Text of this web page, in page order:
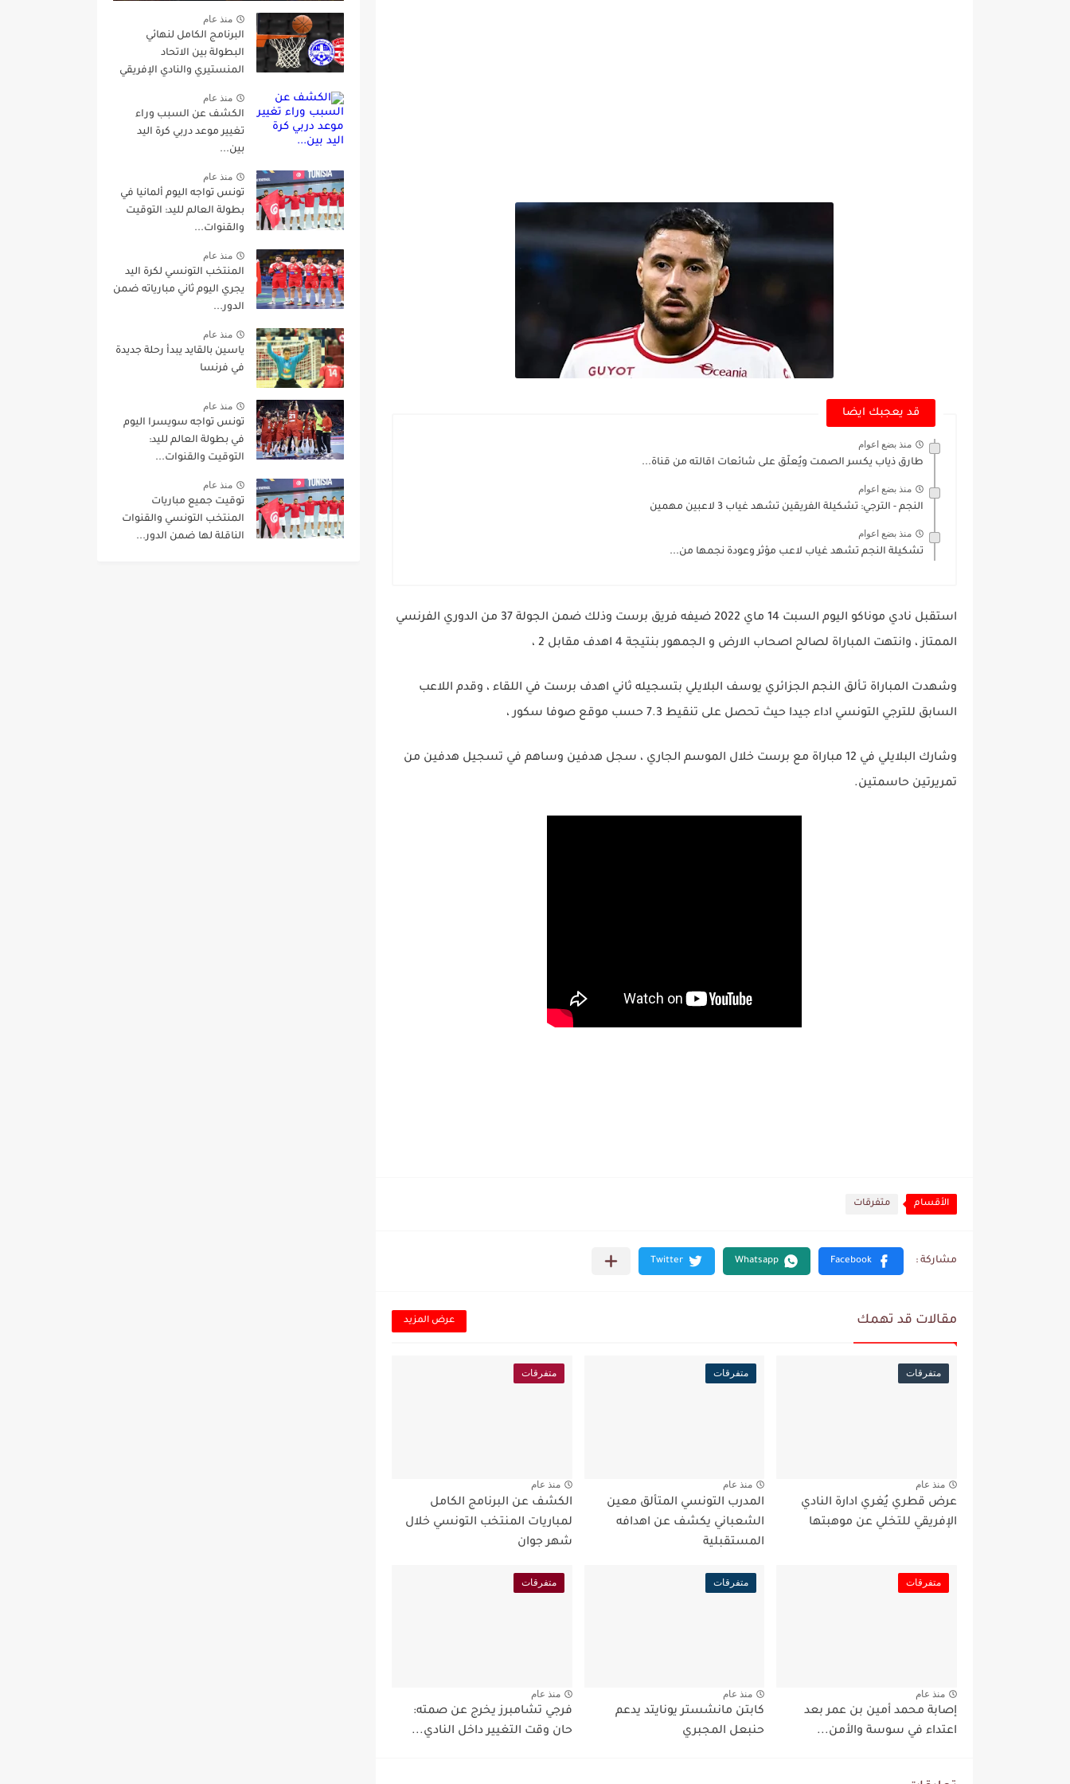
قد يعجبك ايضا
منذ بضع اعوام
طارق ذياب يكسر الصمت ويُعلّق على شائعات اقالته من قناة...
منذ بضع اعوام
النجم - الترجي: تشكيلة الفريقين تشهد غياب 3 لاعبين مهمين
منذ بضع اعوام
تشكيلة النجم تشهد غياب لاعب مؤثر وعودة نجمها من...
استقبل نادي موناكو اليوم السبت 14 ماي 2022 ضيفه فريق برست وذلك ضمن الجولة 37 من الدوري الفرنسي
الممتاز ، وانتهت المباراة لصالح اصحاب الارض و الجمهور بنتيجة 4 اهدف مقابل 2 ،
وشهدت المباراة تـألق النجم الجزائري يوسف البلايلي بتسجيله ثاني اهدف برست في اللقاء ، وقدم اللاعب
السابق للترجي التونسي اداء جيدا حيث تحصل على تنقيط 7.3 حسب موقع صوفا سكور ،
وشارك البلايلي في 12 مباراة مع برست خلال الموسم الجاري ، سجل هدفين وساهم في تسجيل هدفين من
تمريرتين حاسمتين.
الأقسام متفرقات
مقالات قد تهمك عرض المزيد
متفرقات
منذ عام
عرض قطري يُغري ادارة النادي
الإفريقي للتخلي عن موهبتها
متفرقات
منذ عام
المدرب التونسي المتألق معين
الشعباني يكشف عن اهدافه
المستقبلية
متفرقات
منذ عام
الكشف عن البرنامج الكامل
لمباريات المنتخب التونسي خلال
شهر جوان
متفرقات
منذ عام
إصابة محمد أمين بن عمر بعد
اعتداء في سوسة والأمن...
متفرقات
منذ عام
كابتن مانشستر يونايتد يدعم
حنبعل المجبري
متفرقات
منذ عام
فرجي تشامبرز يخرج عن صمته:
حان وقت التغيير داخل النادي...
منذ عام
البرنامج الكامل لنهائي
البطولة بين الاتحاد
المنستيري والنادي الإفريقي
منذ عام
الكشف عن السبب وراء
تغيير موعد دربي كرة اليد
بين...
منذ عام
تونس تواجه اليوم ألمانيا في
بطولة العالم لليد: التوقيت
والقنوات...
منذ عام
المنتخب التونسي لكرة اليد
يجري اليوم ثاني مبارياته ضمن
الدور...
منذ عام
ياسين بالقايد يبدأ رحلة جديدة
في فرنسا
منذ عام
تونس تواجه سويسرا اليوم
في بطولة العالم لليد:
التوقيت والقنوات...
منذ عام
توقيت جميع مباريات
المنتخب التونسي والقنوات
الناقلة لها ضمن الدور...